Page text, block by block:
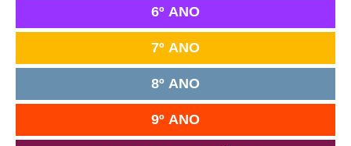
6º ANO
7º ANO
8º ANO
9º ANO